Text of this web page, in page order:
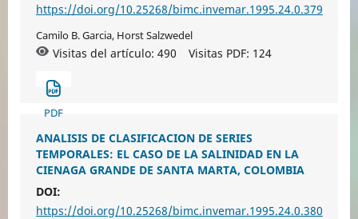
https://doi.org/10.25268/bimc.invemar.1995.24.0.379
Camilo B. Garcia, Horst Salzwedel
Visitas del artículo: 490 Visitas PDF: 124
PDF
ANALISIS DE CLASIFICACION DE SERIES
TEMPORALES: EL CASO DE LA SALINIDAD EN LA
CIENAGA GRANDE DE SANTA MARTA, COLOMBIA
DOI:
https://doi.org/10.25268/bimc.invemar.1995.24.0.380